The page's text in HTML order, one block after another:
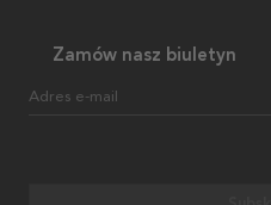
Zamów nasz biuletyn
Adres e-mail